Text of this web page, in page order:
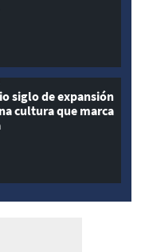
siglo de expansión
cultura que marca